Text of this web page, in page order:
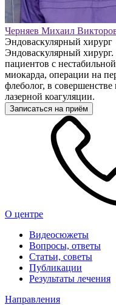
Черняев Михаил
Эндоваскулярный хирург
Эндоваскулярный
пациентов с
миокарда, операции на
флеболог, в
лазерной коагуляции.
Записаться на приём
О центре
Видеосюжеты
Вопросы, ответы
Статьи, советы
Публикации
Результаты лечения
Направления